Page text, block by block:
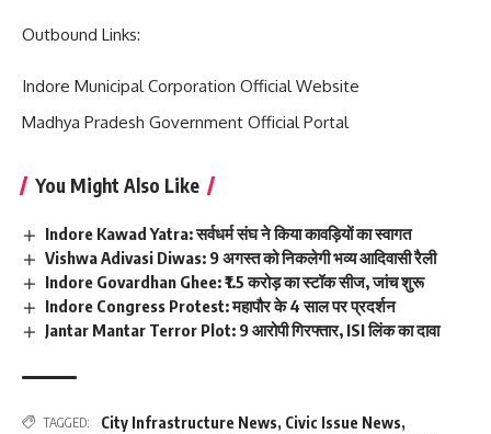
Outbound Links:
Indore Municipal Corporation Official Website
Madhya Pradesh Government Official Portal
You Might Also Like
Indore Kawad Yatra: सर्वधर्म संघ ने किया कावड़ियों का स्वागत
Vishwa Adivasi Diwas: 9 अगस्त को निकलेगी भव्य आदिवासी रैली
Indore Govardhan Ghee: ₹1.5 करोड़ का स्टॉक सीज, जांच शुरू
Indore Congress Protest: महापौर के 4 साल पर प्रदर्शन
Jantar Mantar Terror Plot: 9 आरोपी गिरफ्तार, ISI लिंक का दावा
TAGGED: City Infrastructure News, Civic Issue News,